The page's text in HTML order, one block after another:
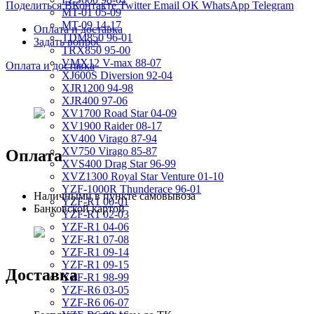
MT-01 05-09
MT-09 14-17
TDM850 96-01
TRX850 95-00
VMX12 V-max 88-07
XJ600S Diversion 92-04
XJR1200 94-98
XJR400 97-06
XV1700 Road Star 04-09
XV1900 Raider 08-17
XV400 Virago 87-94
XV750 Virago 85-87
XVS400 Drag Star 96-99
XVZ1300 Royal Star Venture 01-10
YZF-1000R Thunderace 96-01
YZF-R1 00-01
YZF-R1 02-03
YZF-R1 04-06
YZF-R1 07-08
YZF-R1 09-14
YZF-R1 09-15
YZF-R1 98-99
YZF-R6 03-05
YZF-R6 06-07
Поделиться ВКонтакте Twitter Email OK WhatsApp Telegram
Оплата и доставка
Задать вопрос
Оплата и доставка
Оплата
Наличными в пункте самовывоза
Банковской картой
Доставка